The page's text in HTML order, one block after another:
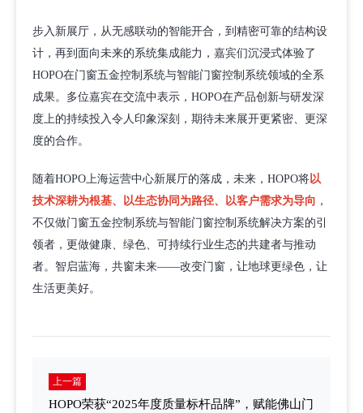
步入新展厅，从无感联动的智能开合，到精密可靠的结构设
计，再到面向未来的系统集成能力，嘉宾们沉浸式体验了
HOPO在门窗五金控制系统与智能门窗控制系统领域的全系
成果。多位嘉宾在交流中表示，HOPO在产品创新与研发深
度上的持续投入令人印象深刻，期待未来展开更紧密、更深
度的合作。
随着HOPO上海运营中心新展厅的落成，未来，HOPO将 以
技术深耕为根基、以生态协同为路径、以客户需求为导向 ，
不仅做门窗五金控制系统与智能门窗控制系统解决方案的引
领者，更做健康、绿色、可持续行业生态的共建者与推动
者。智启蓝海，共窗未来——改变门窗，让地球更绿色，让
生活更美好。
上一篇
HOPO荣获“2025年度质量标杆品牌”，赋能佛山门